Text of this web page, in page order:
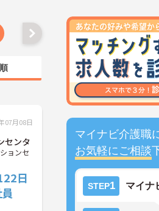
マイナビ介護職
お気軽にご相談
STEP1 マイナ
07月08日
センタ
ョンセ
日